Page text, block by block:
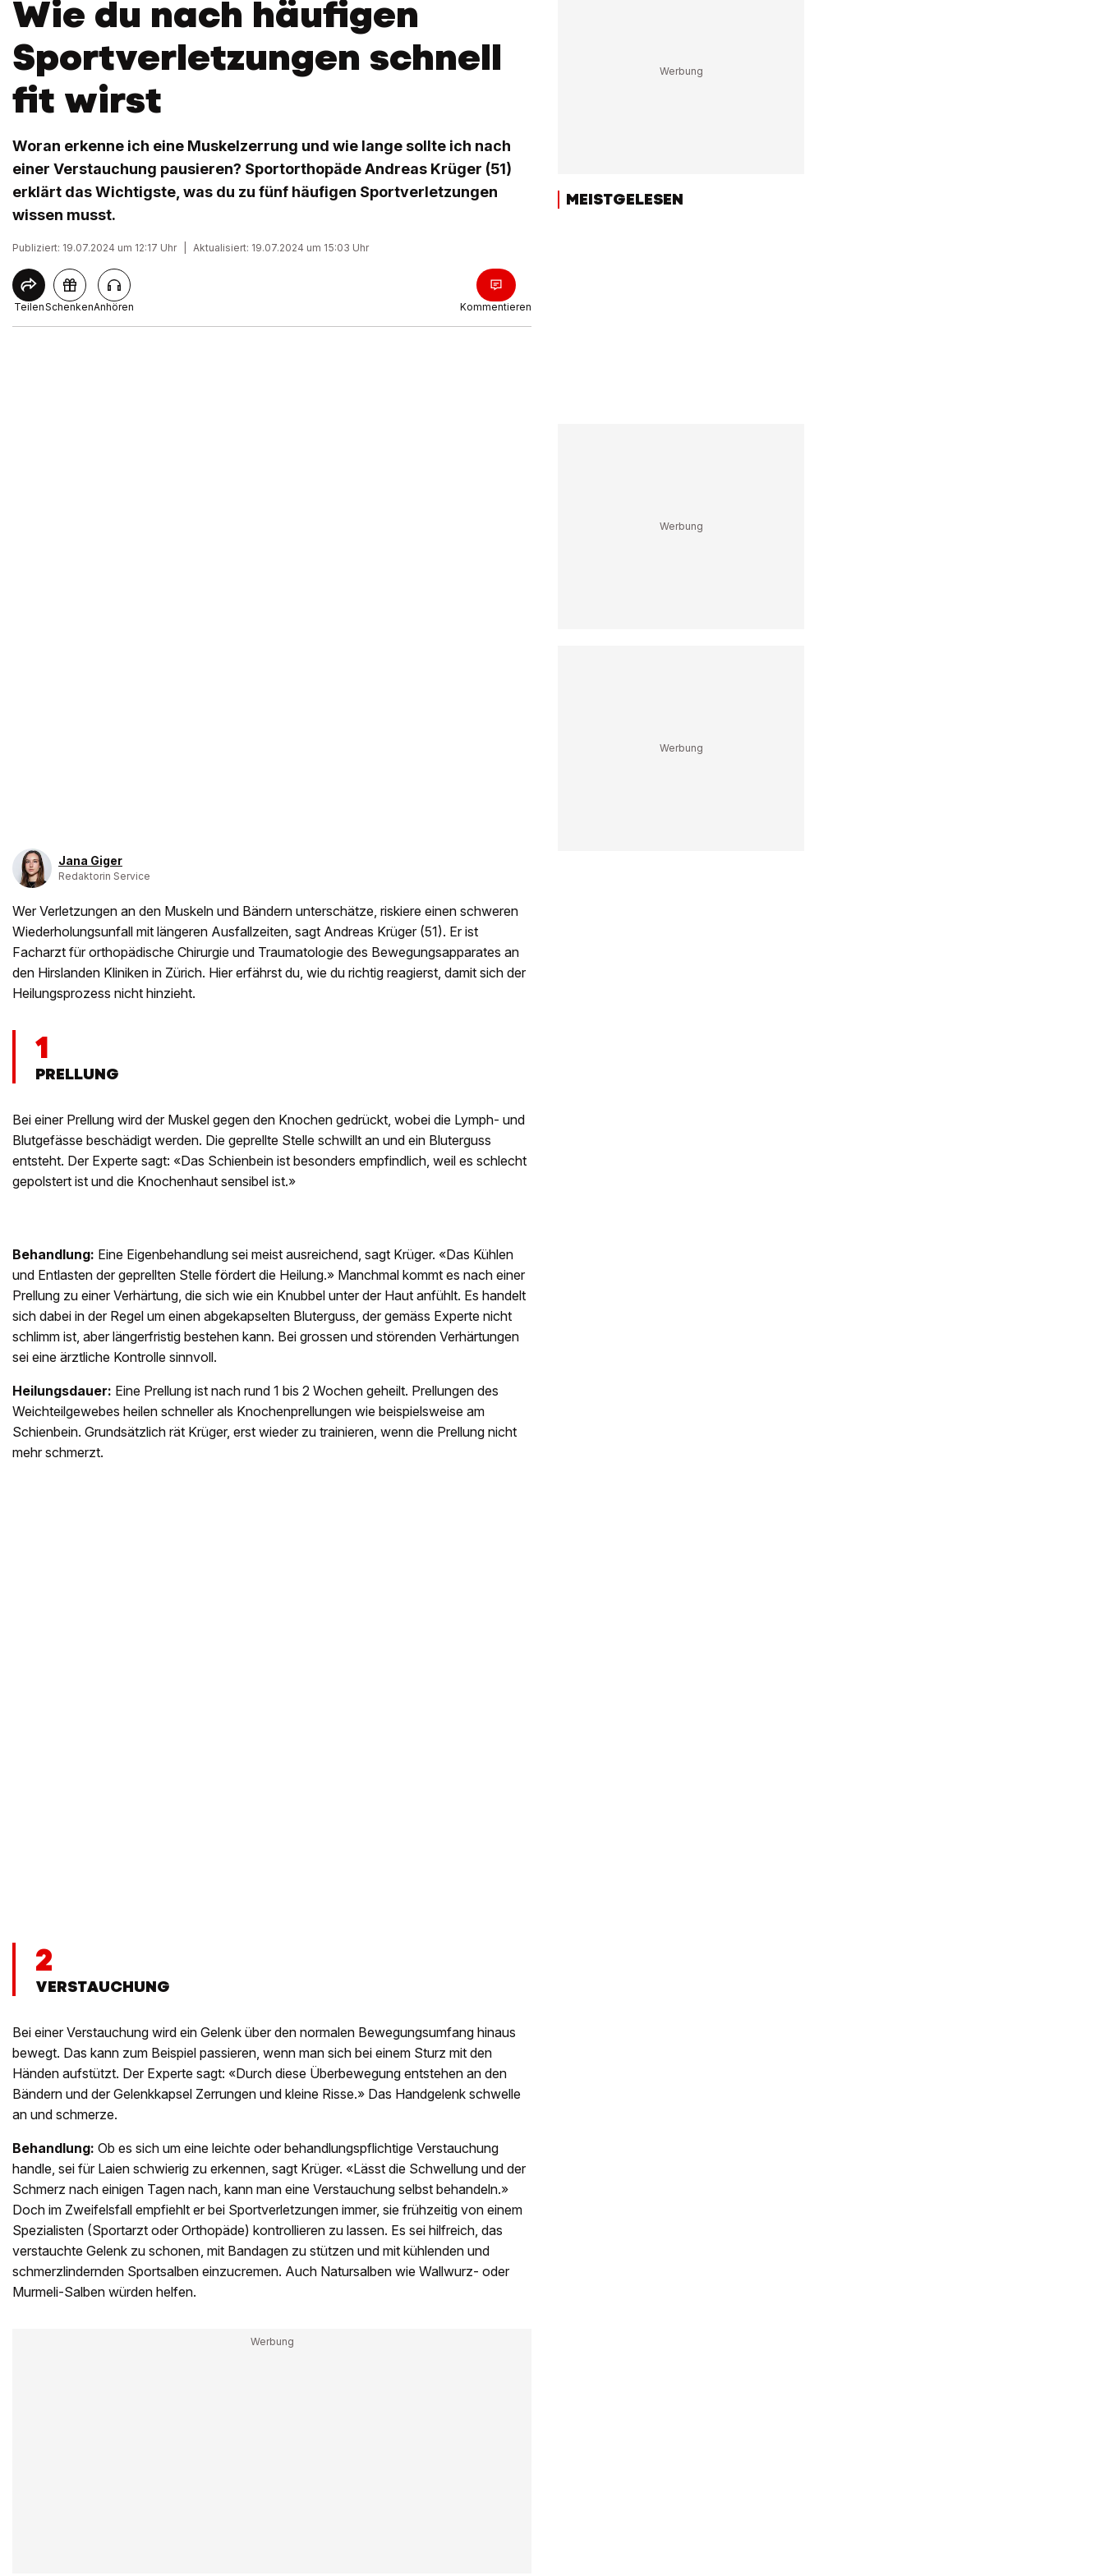
Wie du nach häufigen
Sportverletzungen schnell
fit wirst
Woran erkenne ich eine Muskelzerrung und wie lange sollte ich nach
einer Verstauchung pausieren? Sportorthopäde Andreas Krüger (51)
erklärt das Wichtigste, was du zu fünf häufigen Sportverletzungen
wissen musst.
Publiziert: 19.07.2024 um 12:17 Uhr Aktualisiert: 19.07.2024 um 15:03 Uhr
TeilenSchenkenAnhören Kommentieren
Jana Giger
Redaktorin Service
Wer Verletzungen an den Muskeln und Bändern unterschätze, riskiere einen schweren
Wiederholungsunfall mit längeren Ausfallzeiten, sagt Andreas Krüger (51). Er ist
Facharzt für orthopädische Chirurgie und Traumatologie des Bewegungsapparates an
den Hirslanden Kliniken in Zürich. Hier erfährst du, wie du richtig reagierst, damit sich der
Heilungsprozess nicht hinzieht.
1
PRELLUNG
Bei einer Prellung wird der Muskel gegen den Knochen gedrückt, wobei die Lymph- und
Blutgefässe beschädigt werden. Die geprellte Stelle schwillt an und ein Bluterguss
entsteht. Der Experte sagt: «Das Schienbein ist besonders empfindlich, weil es schlecht
gepolstert ist und die Knochenhaut sensibel ist.»
Behandlung: Eine Eigenbehandlung sei meist ausreichend, sagt Krüger. «Das Kühlen
und Entlasten der geprellten Stelle fördert die Heilung.» Manchmal kommt es nach einer
Prellung zu einer Verhärtung, die sich wie ein Knubbel unter der Haut anfühlt. Es handelt
sich dabei in der Regel um einen abgekapselten Bluterguss, der gemäss Experte nicht
schlimm ist, aber längerfristig bestehen kann. Bei grossen und störenden Verhärtungen
sei eine ärztliche Kontrolle sinnvoll.
Heilungsdauer: Eine Prellung ist nach rund 1 bis 2 Wochen geheilt. Prellungen des
Weichteilgewebes heilen schneller als Knochenprellungen wie beispielsweise am
Schienbein. Grundsätzlich rät Krüger, erst wieder zu trainieren, wenn die Prellung nicht
mehr schmerzt.
2
VERSTAUCHUNG
Bei einer Verstauchung wird ein Gelenk über den normalen Bewegungsumfang hinaus
bewegt. Das kann zum Beispiel passieren, wenn man sich bei einem Sturz mit den
Händen aufstützt. Der Experte sagt: «Durch diese Überbewegung entstehen an den
Bändern und der Gelenkkapsel Zerrungen und kleine Risse.» Das Handgelenk schwelle
an und schmerze.
Behandlung: Ob es sich um eine leichte oder behandlungspflichtige Verstauchung
handle, sei für Laien schwierig zu erkennen, sagt Krüger. «Lässt die Schwellung und der
Schmerz nach einigen Tagen nach, kann man eine Verstauchung selbst behandeln.»
Doch im Zweifelsfall empfiehlt er bei Sportverletzungen immer, sie frühzeitig von einem
Spezialisten (Sportarzt oder Orthopäde) kontrollieren zu lassen. Es sei hilfreich, das
verstauchte Gelenk zu schonen, mit Bandagen zu stützen und mit kühlenden und
schmerzlindernden Sportsalben einzucremen. Auch Natursalben wie Wallwurz- oder
Murmeli-Salben würden helfen.
MEISTGELESEN